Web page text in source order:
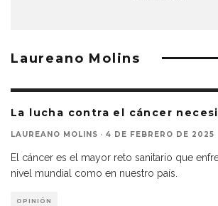
Laureano Molins
La lucha contra el cáncer
LAUREANO MOLINS · 4 DE FEBRERO DE 2025
El cáncer es el mayor reto sanitario que
nivel mundial como en nuestro país.
OPINIÓN